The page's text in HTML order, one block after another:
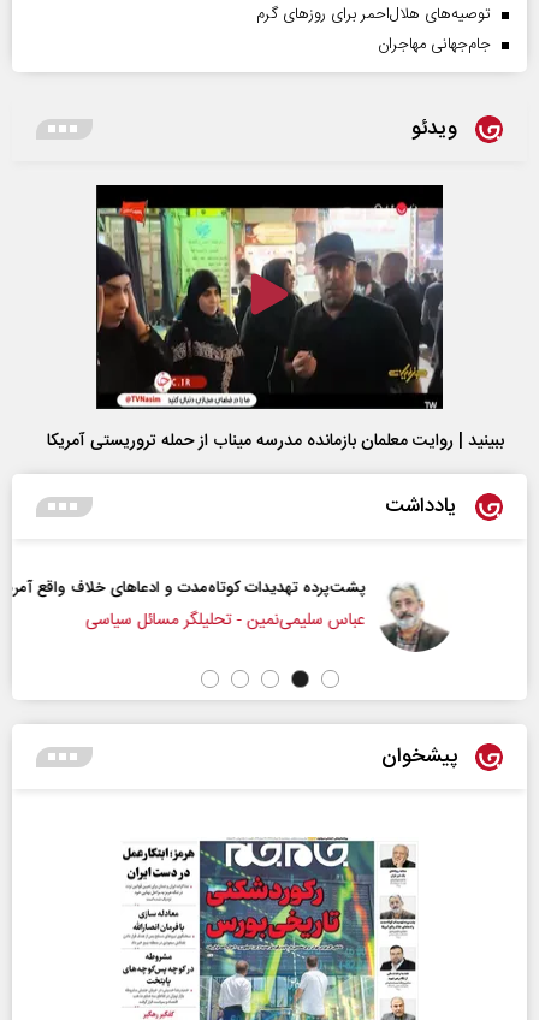
توصیه‌های هلال‌احمر برای روز‌های گرم
جام‌جهانی مهاجران
ویدئو
ببینید | روایت معلمان بازمانده مدرسه میناب از حمله تروریستی آمریکا
یادداشت
پشت‌پرده تهدیدات کوتاه‏‌مدت و ادعا‌های خلاف واقع آمریکا
عباس سلیمی‌نمین - تحلیلگر مسائل سیاسی
پیشخوان